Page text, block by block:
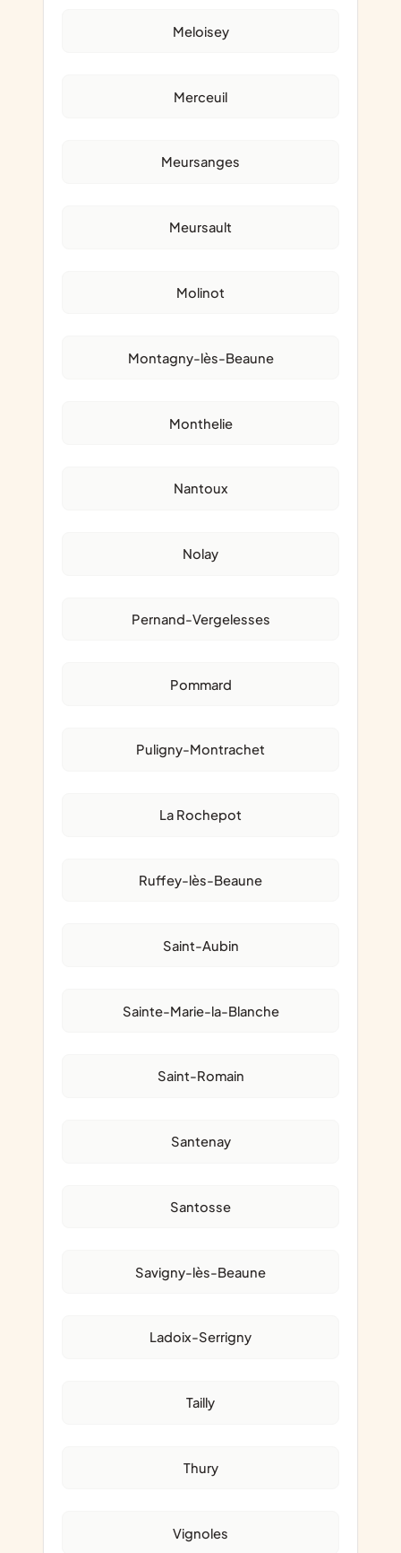
Meloisey
Merceuil
Meursanges
Meursault
Molinot
Montagny-lès-Beaune
Monthelie
Nantoux
Nolay
Pernand-Vergelesses
Pommard
Puligny-Montrachet
La Rochepot
Ruffey-lès-Beaune
Saint-Aubin
Sainte-Marie-la-Blanche
Saint-Romain
Santenay
Santosse
Savigny-lès-Beaune
Ladoix-Serrigny
Tailly
Thury
Vignoles